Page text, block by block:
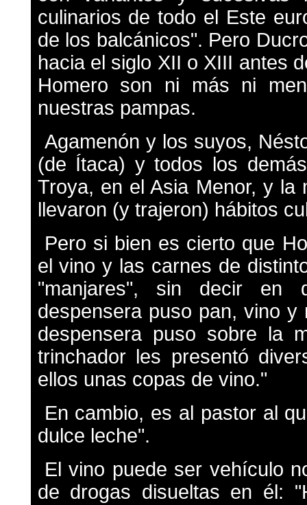
culinarios de todo el Este
de los balcánicos". Pero
hacia el siglo XII o XIII antes
Homero son ni más ni
nuestras pampas.
Agamenón y los suyos,
(de Ítaca) y todos los
Troya, en el Asia Menor, y la
llevaron (y trajeron) hábitos
Pero si bien es cierto que
el vino y las carnes de
"manjares", sin decir en
despensera puso pan, vino
despensera puso sobre la
trinchador les presentó
ellos unas copas de vino."
En cambio, es al pastor al
dulce leche".
El vino puede ser vehículo
de drogas disueltas en él: